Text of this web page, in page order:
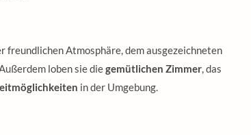
freundlichen Atmosphäre, dem ausgezeichneten
loben sie diegemütlichen Zimmer, das
in der Umgebung.